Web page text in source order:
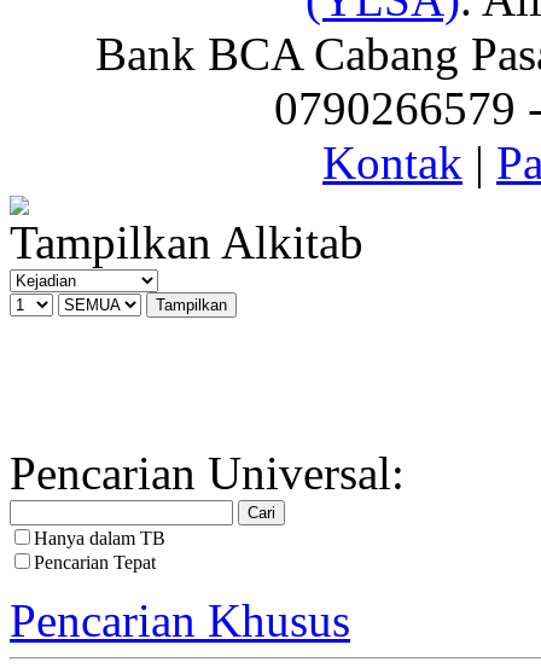
Bank BCA Cabang
0790266579
Kontak |
Tampilkan Alkitab
Pencarian Universal:
Hanya dalam TB
Pencarian Tepat
Pencarian Khusus